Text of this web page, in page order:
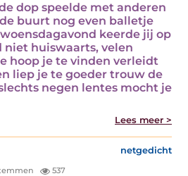
dop speelde met anderen
buurt nog even balletje
keerde jij op
huiswaarts, velen
hoop je te vinden verleidt
liep je te goeder trouw de
negen lentes mocht je
Lees meer >
netgedicht
537